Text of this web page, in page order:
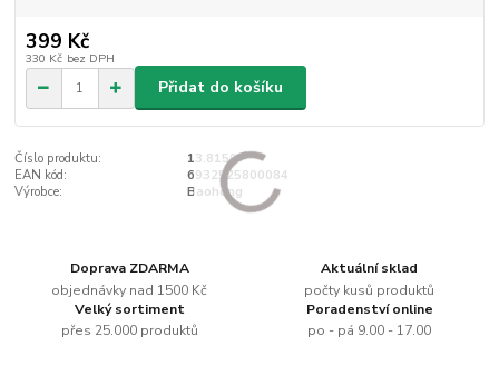
399 Kč
330 Kč bez DPH
Přidat do košíku
Číslo produktu:
13.8150
EAN kód:
6932525800084
Výrobce:
Baohong
Doprava ZDARMA
objednávky nad 1500 Kč
Aktuální sklad
počty kusů produktů
Velký sortiment
přes 25.000 produktů
Poradenství online
po - pá 9.00 - 17.00